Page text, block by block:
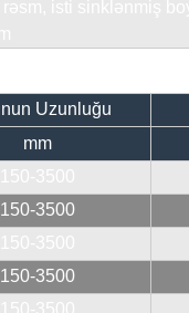
Uzunluğu
mm
150-3500
150-3500